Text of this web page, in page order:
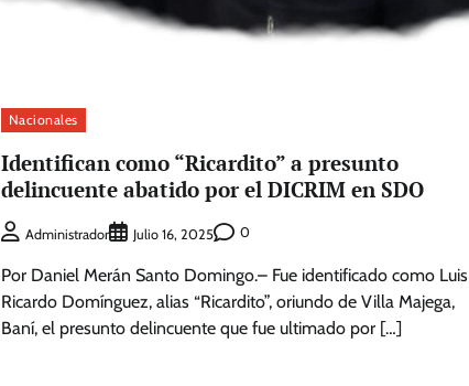
Nacionales
Identifican como “Ricardito” a presunto
delincuente abatido por el DICRIM en SDO
Administrador Julio 16, 2025 0
Por Daniel Merán Santo Domingo.– Fue identificado como Luis
Ricardo Domínguez, alias “Ricardito”, oriundo de Villa Majega,
Baní, el presunto delincuente que fue ultimado por […]